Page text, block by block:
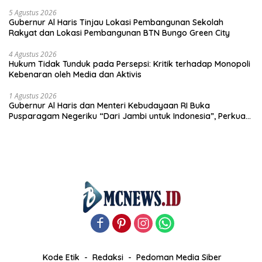
tangan”
5 Agustus 2026
Gubernur Al Haris Tinjau Lokasi Pembangunan Sekolah
Rakyat dan Lokasi Pembangunan BTN Bungo Green City
4 Agustus 2026
Hukum Tidak Tunduk pada Persepsi: Kritik terhadap Monopoli
Kebenaran oleh Media dan Aktivis
1 Agustus 2026
Gubernur Al Haris dan Menteri Kebudayaan RI Buka
Pusparagam Negeriku “Dari Jambi untuk Indonesia”, Perkuat
Kode Etik Redaksi Pedoman Media Siber